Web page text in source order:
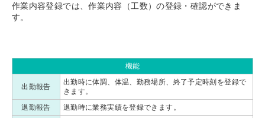
作業内容登録では、作業内容（工数）の登録・確認ができま
す。
機能
出勤報告
出勤時に体調、体温、勤務場所、終了予定時刻を登録で
きます。
退勤報告
退勤時に業務実績を登録できます。